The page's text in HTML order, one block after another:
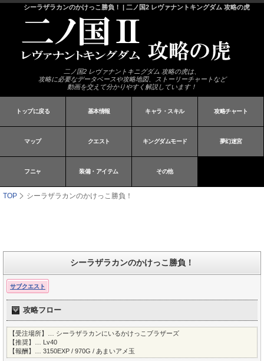
シーラザラカンのかけっこ勝負！ | 二ノ国2 レヴァナントキングダム 攻略の虎
二ノ国2 レヴァナントキニグダム 攻略の虎は、
攻略に必要なデータベースや攻略地図、ストーリーチャートなど
動画を交えて分かりやすく解説しています！
トップに戻る 基本情報 キャラ・スキル 攻略チャート
マップ クエスト キングダムモード 夢幻迷宮
フニャ 装備・アイテム その他
TOP シーラザラカンのかけっこ勝負！
シーラザラカンのかけっこ勝負！
サブクエスト
攻略フロー
【受注場所】… シーラザラカンにいるかけっこブラザーズ
【推奨】… Lv40
【報酬】… 3150EXP / 970G / あまいアメ玉